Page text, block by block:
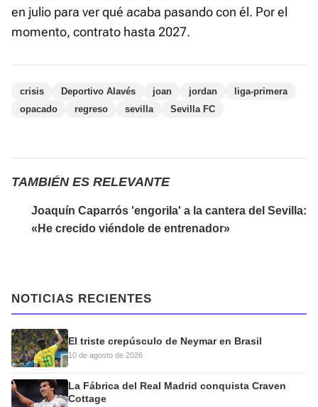
en julio para ver qué acaba pasando con él. Por el
momento, contrato hasta 2027.
crisis Deportivo Alavés joan jordan
liga-primera
opacado
regreso sevilla Sevilla FC
TAMBIÉN ES RELEVANTE
Joaquín Caparrós 'engorila' a la cantera del Sevilla:
«He crecido viéndole de entrenador»
NOTICIAS RECIENTES
El triste crepúsculo de Neymar en Brasil
10 de agosto de 2026
La Fábrica del Real Madrid conquista Craven
Cottage